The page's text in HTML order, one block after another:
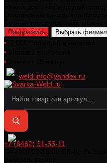
Продолжить Выбрать филиал
weld.info@yandex.ru
+7 (8482) 31-55-11